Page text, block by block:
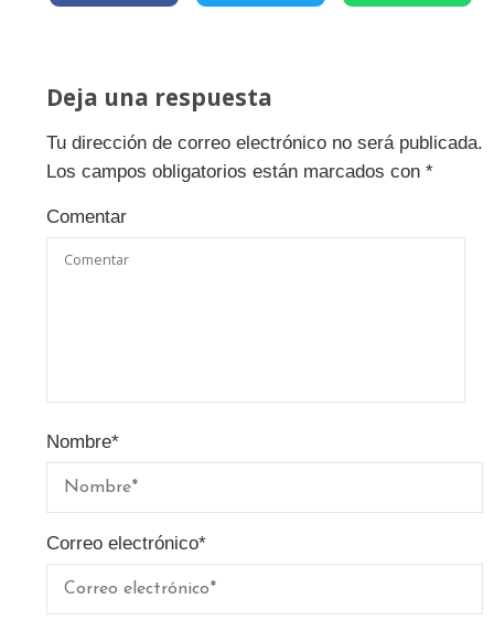
Deja una respuesta
Tu dirección de correo electrónico no será publicada.
Los campos obligatorios están marcados con *
Comentar
Nombre*
Correo electrónico*